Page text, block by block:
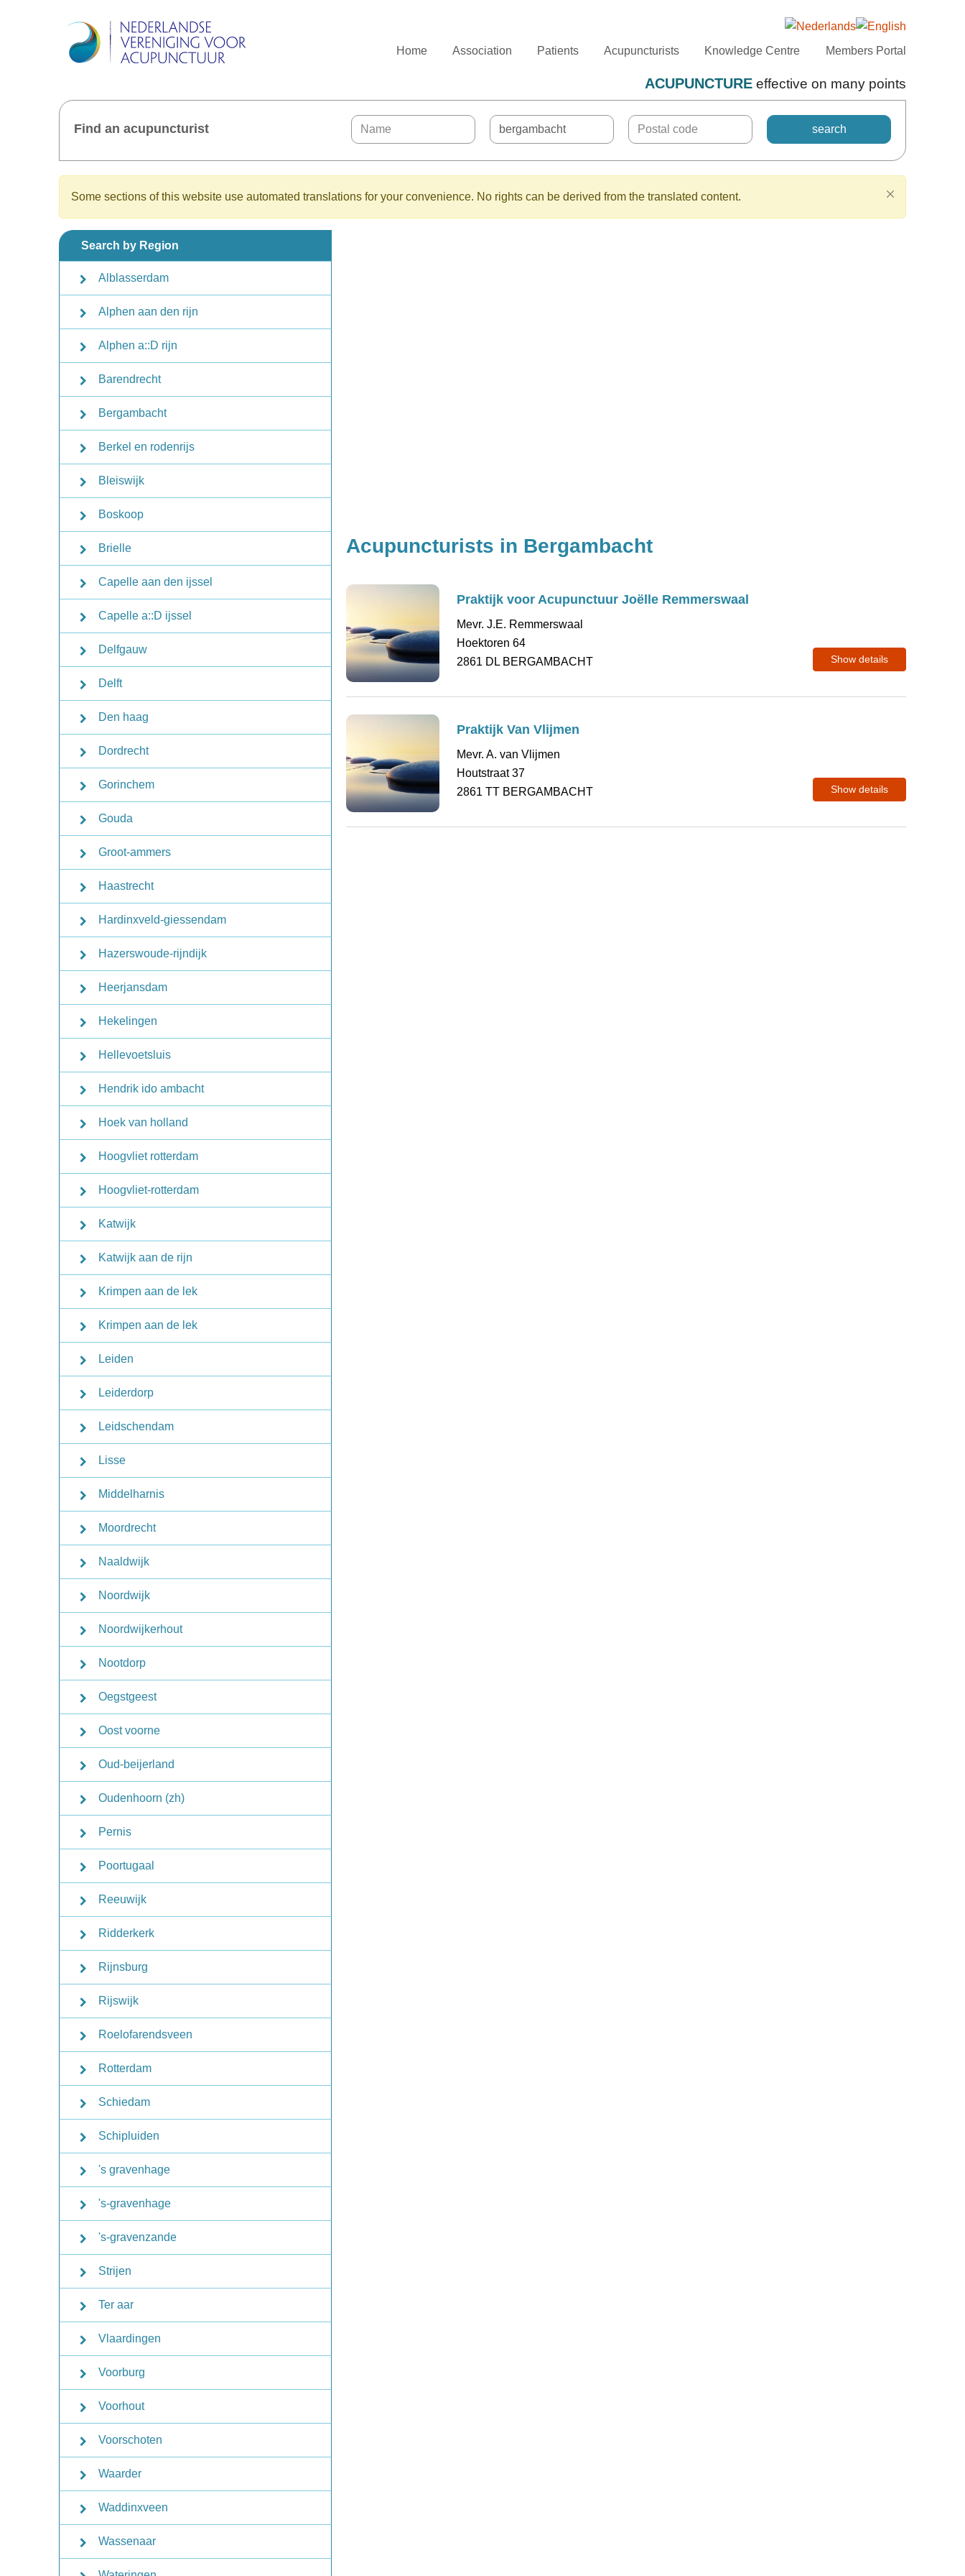
Home Association Patients Acupuncturists Knowledge Centre Members Portal
ACUPUNCTUREeffective on many points
Find an acupuncturist
Some sections of this website use automated translations for your convenience. No rights can be derived from the translated content.
Search by Region
Alblasserdam
Alphen aan den rijn
Alphen a::D rijn
Barendrecht
Bergambacht
Berkel en rodenrijs
Bleiswijk
Boskoop
Brielle
Capelle aan den ijssel
Capelle a::D ijssel
Delfgauw
Delft
Den haag
Dordrecht
Gorinchem
Gouda
Groot-ammers
Haastrecht
Hardinxveld-giessendam
Hazerswoude-rijndijk
Heerjansdam
Hekelingen
Hellevoetsluis
Hendrik ido ambacht
Hoek van holland
Hoogvliet rotterdam
Hoogvliet-rotterdam
Katwijk
Katwijk aan de rijn
Krimpen aan de lek
Krimpen aan de lek
Leiden
Leiderdorp
Leidschendam
Lisse
Middelharnis
Moordrecht
Naaldwijk
Noordwijk
Noordwijkerhout
Nootdorp
Oegstgeest
Oost voorne
Oud-beijerland
Oudenhoorn (zh)
Pernis
Poortugaal
Reeuwijk
Ridderkerk
Rijnsburg
Rijswijk
Roelofarendsveen
Rotterdam
Schiedam
Schipluiden
's gravenhage
's-gravenhage
's-gravenzande
Strijen
Ter aar
Vlaardingen
Voorburg
Voorhout
Voorschoten
Waarder
Waddinxveen
Wassenaar
Acupuncturists in Bergambacht
Praktijk voor Acupunctuur Joëlle Remmerswaal
Mevr. J.E. Remmerswaal
Hoektoren 64
2861 DL BERGAMBACHT
Show details
Praktijk Van Vlijmen
Mevr. A. van Vlijmen
Houtstraat 37
2861 TT BERGAMBACHT
Show details